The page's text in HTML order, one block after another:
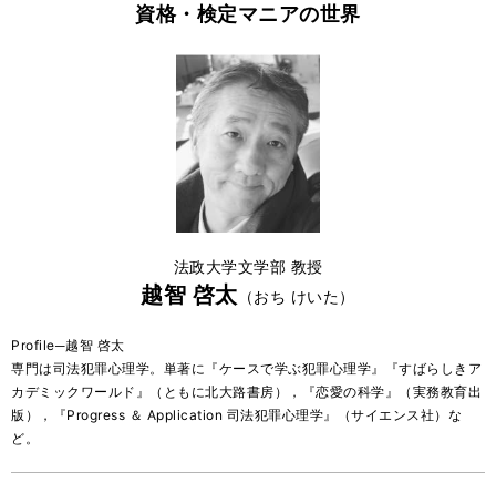
資格・検定マニアの世界
法政大学文学部 教授
越智 啓太 （おち けいた）
Profile─越智 啓太
専門は司法犯罪心理学。単著に『ケースで学ぶ犯罪心理学』『すばらしきア
カデミックワールド』（ともに北大路書房），『恋愛の科学』（実務教育出
版），『Progress ＆ Application 司法犯罪心理学』（サイエンス社）な
ど。